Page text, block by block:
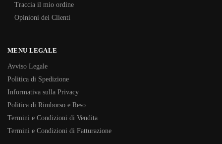
Traccia il mio ordine
Opinioni dei Clienti
MENU LEGALE
Avviso Legale
Politica di Spedizione
Informativa sulla Privacy
Politica di Rimborso e Reso
Termini e Condizioni di Vendita
Termini e Condizioni di Fatturazione